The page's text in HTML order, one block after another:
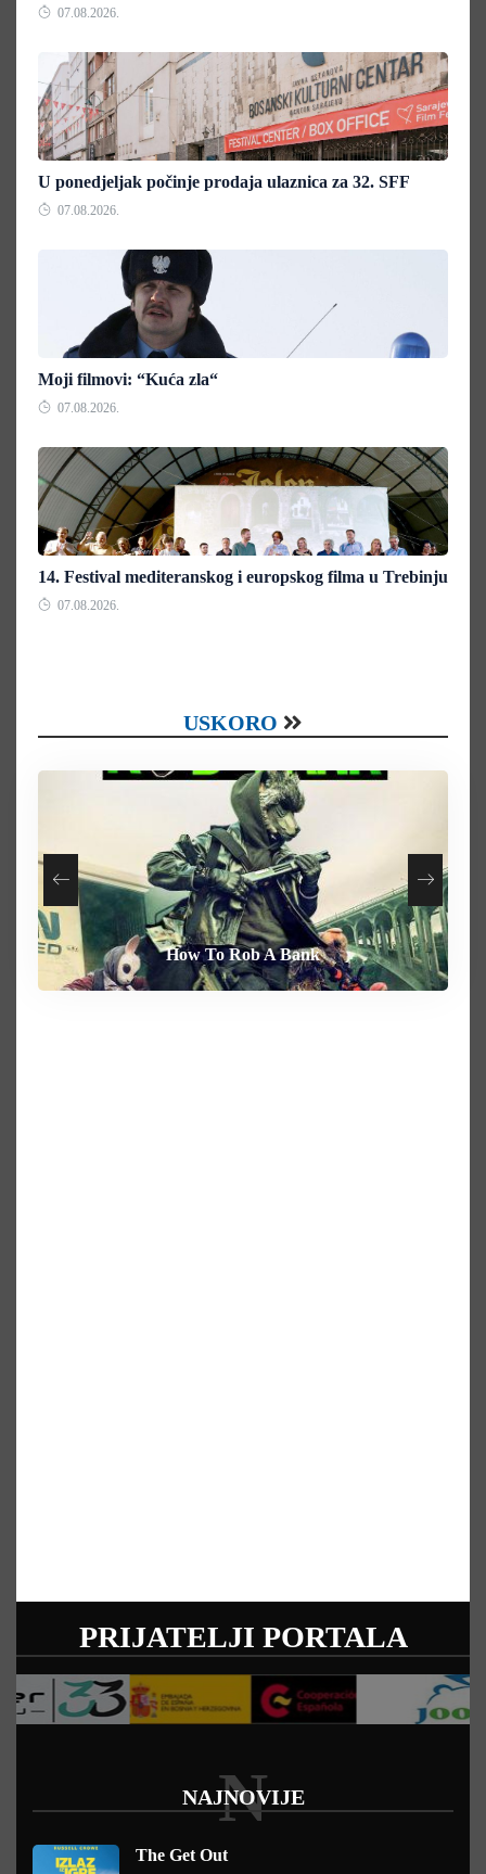
07.08.2026.
U ponedjeljak počinje prodaja ulaznica za 32. SFF
07.08.2026.
Moji filmovi: “Kuća zla“
07.08.2026.
14. Festival mediteranskog i europskog filma u Trebinju
07.08.2026.
USKORO
Heart of the Beast
Behemoth
How To Rob A Bank
By Any Means
PRIJATELJI PORTALA
NAJNOVIJE
N
The Get Out